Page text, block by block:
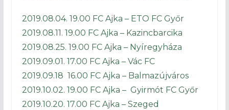
2019.08.04. 19.00 FC Ajka – ETO FC Győr
2019.08.11. 19.00 FC Ajka – Kazincbarcika
2019.08.25. 19.00 FC Ajka – Nyíregyháza
2019.09.01. 17.00 FC Ajka – Vác FC
2019.09.18 16.00 FC Ajka – Balmazújváros
2019.10.02. 19.00 FC Ajka – Gyirmót FC Győr
2019.10.20. 17.00 FC Ajka – Szeged